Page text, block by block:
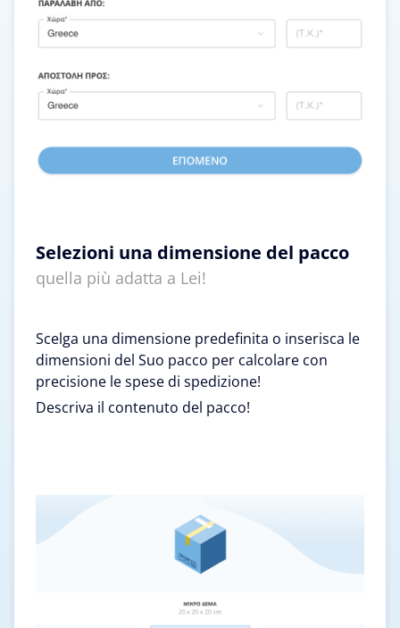
Selezioni una dimensione del pacco
quella più adatta a Lei!
Scelga una dimensione predefinita o inserisca le
dimensioni del Suo pacco per calcolare con
precisione le spese di spedizione!
Descriva il contenuto del pacco!